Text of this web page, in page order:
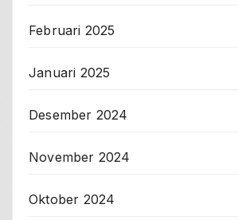
Februari 2025
Januari 2025
Desember 2024
November 2024
Oktober 2024